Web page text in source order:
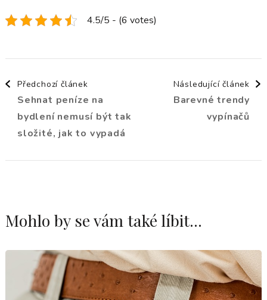
4.5/5 - (6 votes)
Navigace
příspěvku
Předchozí článek
Sehnat peníze na
bydlení nemusí být tak
složité, jak to vypadá
Následující článek
Barevné trendy
vypínačů
Mohlo by se vám také líbit...